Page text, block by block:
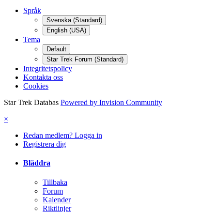
Språk
Svenska (Standard)
English (USA)
Tema
Default
Star Trek Forum (Standard)
Integritetspolicy
Kontakta oss
Cookies
Star Trek Databas Powered by Invision Community
×
Redan medlem? Logga in
Registrera dig
Bläddra
Tillbaka
Forum
Kalender
Riktlinjer